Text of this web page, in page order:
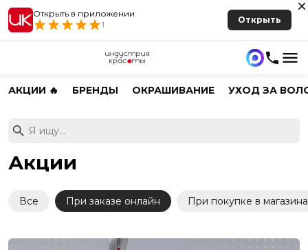
Открыть в приложении
1
Открыть
АКЦИИ 🔥 БРЕНДЫ ОКРАШИВАНИЕ УХОД ЗА
Акции
Все При заказе онлайн При покупке в